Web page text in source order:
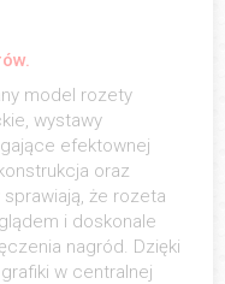
model rozety
wystawy
efektownej
oraz
że rozeta
i doskonale
nagród. Dzięki
w centralnej